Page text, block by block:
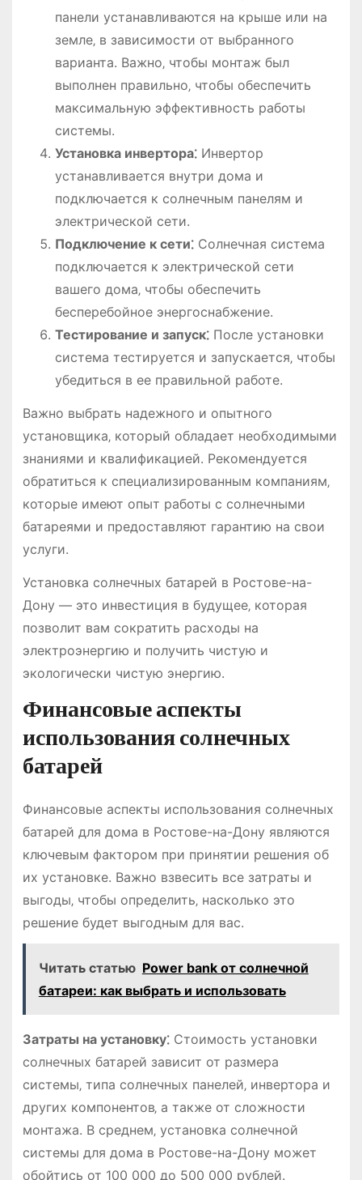
панели устанавливаются на крыше или на
земле‚ в зависимости от выбранного
варианта. Важно‚ чтобы монтаж был
выполнен правильно‚ чтобы обеспечить
максимальную эффективность работы
системы.
Установка инвертора⁚Инвертор
устанавливается внутри дома и
подключается к солнечным панелям и
электрической сети.
Подключение к сети⁚Солнечная система
подключается к электрической сети
вашего дома‚ чтобы обеспечить
бесперебойное энергоснабжение.
Тестирование и запуск⁚После установки
система тестируется и запускается‚ чтобы
убедиться в ее правильной работе.
Важно выбрать надежного и опытного
установщика‚ который обладает необходимыми
знаниями и квалификацией. Рекомендуется
обратиться к специализированным компаниям‚
которые имеют опыт работы с солнечными
батареями и предоставляют гарантию на свои
услуги.
Установка солнечных батарей в Ростове-на-
Дону ― это инвестиция в будущее‚ которая
позволит вам сократить расходы на
электроэнергию и получить чистую и
экологически чистую энергию.
Финансовые аспекты
использования солнечных
батарей
Финансовые аспекты использования солнечных
батарей для дома в Ростове-на-Дону являются
ключевым фактором при принятии решения об
их установке. Важно взвесить все затраты и
выгоды‚ чтобы определить‚ насколько это
решение будет выгодным для вас.
Читать статью Power bank от солнечной
батареи: как выбрать и использовать
Затраты на установку⁚Стоимость установки
солнечных батарей зависит от размера
системы‚ типа солнечных панелей‚ инвертора и
других компонентов‚ а также от сложности
монтажа. В среднем‚ установка солнечной
системы для дома в Ростове-на-Дону может
обойтись от 100 000 до 500 000 рублей.